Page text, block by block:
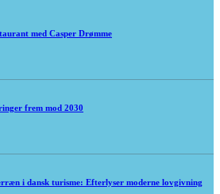
med Casper Drømme
frem mod 2030
i dansk turisme: Efterlyser moderne lovgivning